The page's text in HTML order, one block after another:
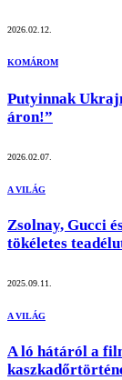
2026.02.12.
KOMÁROM
Putyinnak
áron!”
2026.02.07.
A VILÁG
Zsolnay, Gucci
tökéletes
2025.09.11.
A VILÁG
A ló hátáról a